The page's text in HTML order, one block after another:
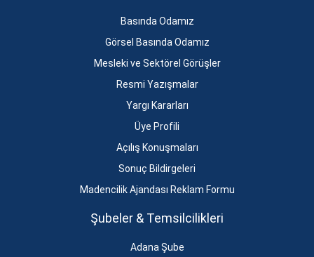
Basında Odamız
Görsel Basında Odamız
Mesleki ve Sektörel Görüşler
Resmi Yazışmalar
Yargı Kararları
Üye Profili
Açılış Konuşmaları
Sonuç Bildirgeleri
Madencilik Ajandası Reklam Formu
Şubeler & Temsilcilikleri
Adana Şube